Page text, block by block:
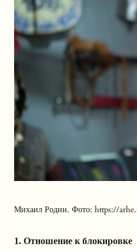
Михаил Родин. Фото: https://
1. Отношение к блокировке